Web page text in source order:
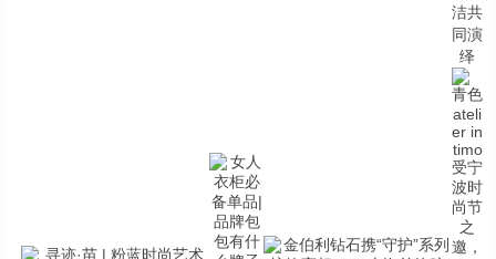
洁共
同演
绎